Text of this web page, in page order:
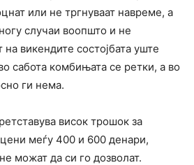
или не тргнуваат навреме, а
случаи воопшто и не
на викендите состојбата уште
сабота комбињата се ретки, а во
ги нема.
висок трошок за
меѓу 400 и 600 денари,
можат да си го дозволат.